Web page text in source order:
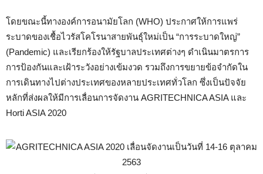
โดยขณะนี้ทางองค์การอนามัยโลก (WHO) ประกาศให้การแพร่
ระบาดของเชื้อไวรัสโคโรนาสายพันธุ์ใหม่เป็น “การระบาดใหญ่”
(Pandemic) และเรียกร้องให้รัฐบาลประเทศต่างๆ ดำเนินมาตรการ
การป้องกันและเฝ้าระวังอย่างเข้มงวด รวมถึงการขยายข้อจำกัดใน
การเดินทางไปต่างประเทศของหลายประเทศทั่วโลก ซึ่งเป็นปัจจัย
หลักที่ส่งผลให้มีการเลื่อนการจัดงาน AGRITECHNICA ASIA และ
Horti ASIA 2020